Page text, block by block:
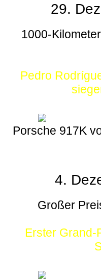
29.
1000-
Pedro
Porsche 917K
4.
Großer
Erster Grand-